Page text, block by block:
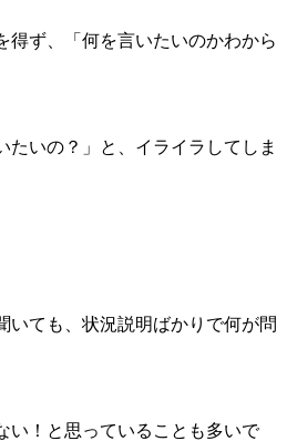
得ず、「何を言いたいのかわから
いの？」と、イライラしてしま
いても、状況説明ばかりで何が問
い！と思っていることも多いで